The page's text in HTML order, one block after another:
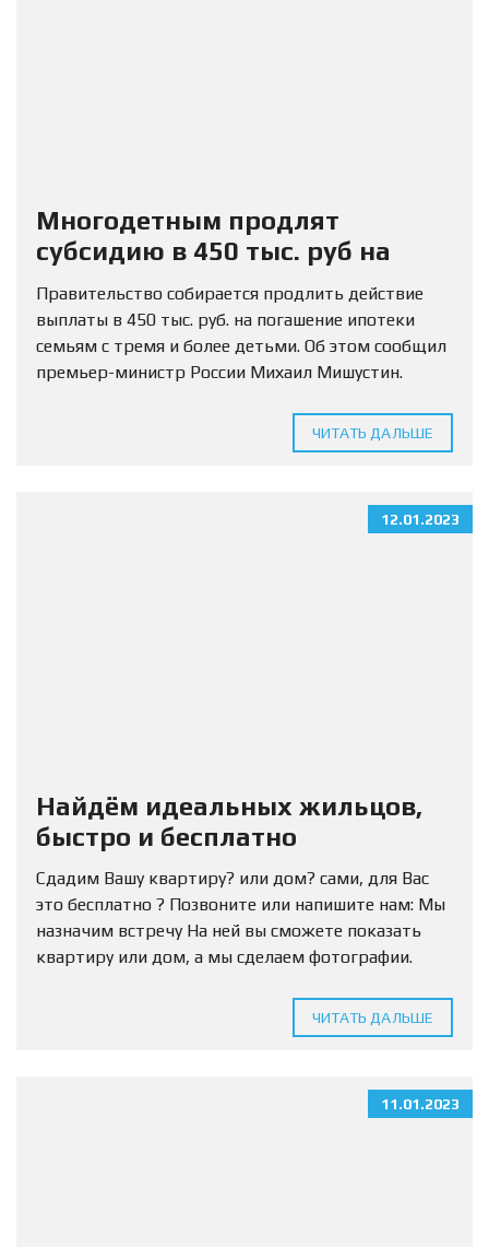
Многодетным продлят
субсидию в 450 тыс. руб на
погашение ипотеки
Правительство собирается продлить действие
выплаты в 450 тыс. руб. на погашение ипотеки
семьям с тремя и более детьми. Об этом сообщил
премьер-министр России Михаил Мишустин.
продлить действие денежной выплаты при
ЧИТАТЬ ДАЛЬШЕ
12.01.2023
Найдём идеальных жильцов,
быстро и бесплатно
Сдадим Вашу квартиру? или дом? сами, для Вас
это бесплатно ? Позвоните или напишите нам: Мы
назначим встречу На ней вы сможете показать
квартиру или дом, а мы сделаем фотографии.
ЧИТАТЬ ДАЛЬШЕ
11.01.2023